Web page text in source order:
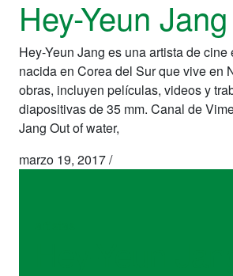
Hey-Yeun Jang
Hey-Yeun Jang es una artista de cine
nacida en Corea del Sur que vive en
obras, incluyen películas, videos y
diapositivas de 35 mm. Canal de
Jang Out of water,
marzo 19, 2017/